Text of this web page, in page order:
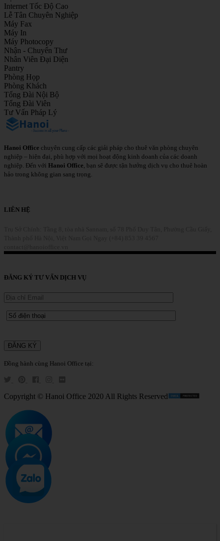
Internet Tốc Độ Cao
Lễ Tân Chuyên Nghiệp
Máy Fax
Máy In
Máy Photocopy
Nhận - Chuyển Thư
Nhân Viên Đại Diện
Pantry
Phòng Họp
Phòng Khách
Tổng Đài Nội Bộ
Tổng Đài Viên
Tư Vấn Pháp Lý
Hanoi Office chuyên cung cấp các giải pháp cho thuê văn phòng chuyên
nghiệp – hiện đại, phù hợp với mọi hoạt động kinh doanh của các doanh
nghiệp. Đến với Hanoi Office , bạn sẽ được tận hưởng dịch vụ cho thuê hoàn
hảo trong không gian sang trọng.
LIÊN HỆ
ĐĂNG KÝ TƯ VẤN DỊCH VỤ
Đồng hành cùng Hanoi Office tại:
Copyright © Hanoi Office 2020 All Rights Reserved